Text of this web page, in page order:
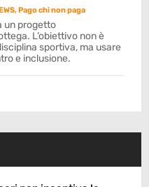
,Pago chi non paga
un progetto
L’obiettivo non è
sportiva, ma usare
e inclusione.